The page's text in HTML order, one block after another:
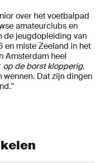
over het voetbalpad
amateurclubs en
de jeugdopleiding van
en miste Zeeland in het
Amsterdam heel
op de borst klopperig.
wennen. Dat zijn dingen